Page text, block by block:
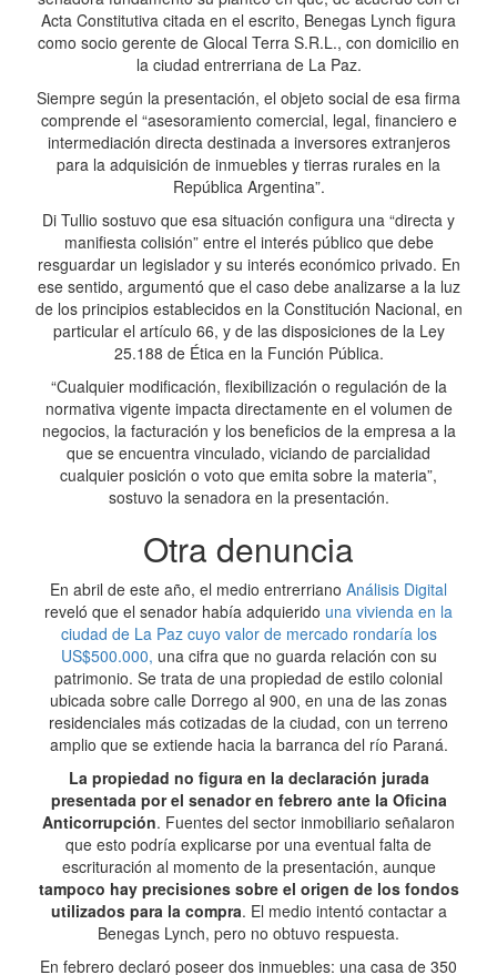
Acta Constitutiva citada en el escrito, Benegas Lynch figura
como socio gerente de Glocal Terra S.R.L., con domicilio en
la ciudad entrerriana de La Paz.
Siempre según la presentación, el objeto social de esa firma
comprende el “asesoramiento comercial, legal, financiero e
intermediación directa destinada a inversores extranjeros
para la adquisición de inmuebles y tierras rurales en la
República Argentina”.
Di Tullio sostuvo que esa situación configura una “directa y
manifiesta colisión” entre el interés público que debe
resguardar un legislador y su interés económico privado. En
ese sentido, argumentó que el caso debe analizarse a la luz
de los principios establecidos en la Constitución Nacional, en
particular el artículo 66, y de las disposiciones de la Ley
25.188 de Ética en la Función Pública.
“Cualquier modificación, flexibilización o regulación de la
normativa vigente impacta directamente en el volumen de
negocios, la facturación y los beneficios de la empresa a la
que se encuentra vinculado, viciando de parcialidad
cualquier posición o voto que emita sobre la materia”,
sostuvo la senadora en la presentación.
Otra denuncia
En abril de este año, el medio entrerriano Análisis Digital
reveló que el senador había adquierido una vivienda en la
ciudad de La Paz cuyo valor de mercado rondaría los
US$500.000, una cifra que no guarda relación con su
patrimonio. Se trata de una propiedad de estilo colonial
ubicada sobre calle Dorrego al 900, en una de las zonas
residenciales más cotizadas de la ciudad, con un terreno
amplio que se extiende hacia la barranca del río Paraná.
La propiedad no figura en la declaración jurada
presentada por el senador en febrero ante la Oficina
Anticorrupción. Fuentes del sector inmobiliario señalaron
que esto podría explicarse por una eventual falta de
escrituración al momento de la presentación, aunque
tampoco hay precisiones sobre el origen de los fondos
utilizados para la compra. El medio intentó contactar a
Benegas Lynch, pero no obtuvo respuesta.
En febrero declaró poseer dos inmuebles: una casa de 350